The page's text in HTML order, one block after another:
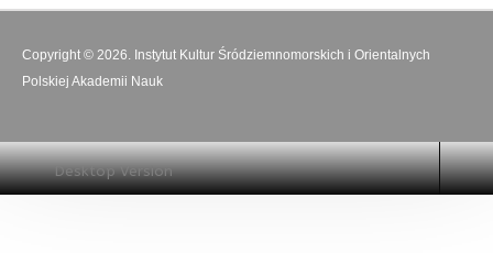
Copyright © 2026. Instytut Kultur Śródziemnomorskich i Orientalnych
Polskiej Akademii Nauk
Desktop Version